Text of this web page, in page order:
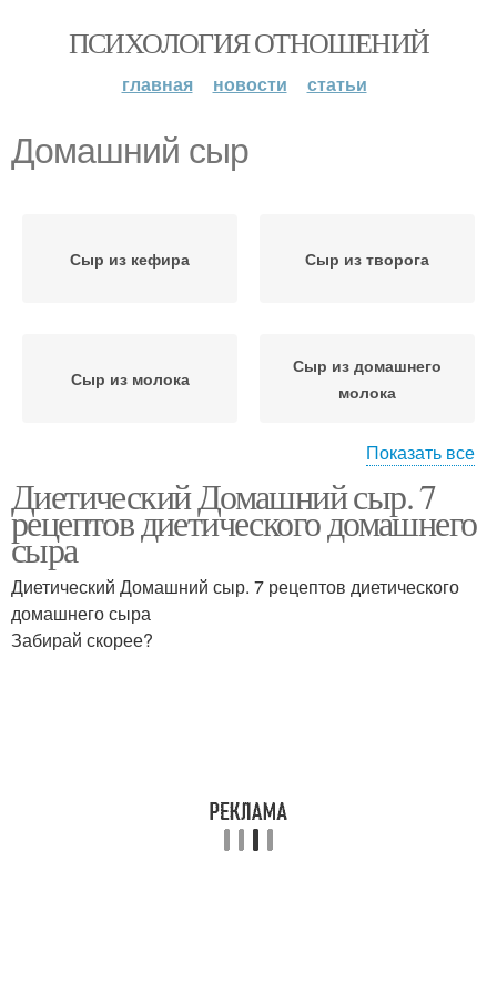
ПСИХОЛОГИЯ ОТНОШЕНИЙ
главная новости статьи
Домашний сыр
Сыр из кефира Сыр из творога
Сыр из молока
Сыр из домашнего
молока
Низкокалорийный сыр Творожный сыр
Плавленый сыр
Показать все
Диетический Домашний сыр. 7
рецептов диетического домашнего
сыра
Диетический Домашний сыр. 7 рецептов диетического
домашнего сыра
Забирай скорее?